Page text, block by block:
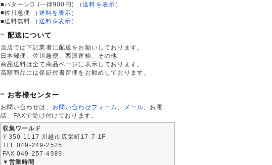
■パターンD (一律900円)
（送料を表示 ）
■佐川急便
（ 送料を表示 ）
■送料無料
（ 送料を表示 ）
配送について
当店では下記業者に配送をお願いしております。
日本郵便、佐川急便、西濃運輸、その他
商品送料は全て商品ページに表示しております。
高額商品には保証付書留便をお勧めしております。
お客様センター
お問い合わせは、 お問い合わせフォーム メール 、お電
話、FAXで受け付けております。
収集ワールド
〒350-1117 川越市広栄町17-7-1F
TEL 049-249-2525
FAX 049-257-4989
▼営業時間